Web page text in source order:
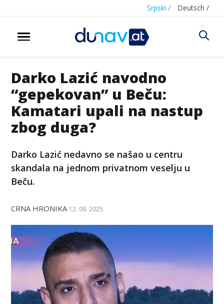
Srpski / Deutsch /
Darko Lazić navodno
“gepekovan” u Beču:
Kamatari upali na nastup
zbog duga?
Darko Lazić nedavno se našao u centru
skandala na jednom privatnom veselju u
Beču.
CRNA HRONIKA 12. 09. 2025.